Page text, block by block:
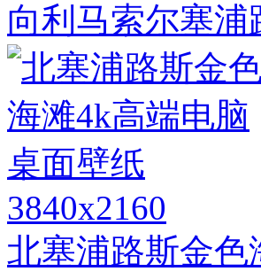
向利马索尔塞
3840x2160
北塞浦路斯金色